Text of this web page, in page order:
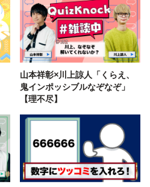
山本祥彰×川上諒人「くらえ、
鬼インポッシブルなぞなぞ」
【理不尽】